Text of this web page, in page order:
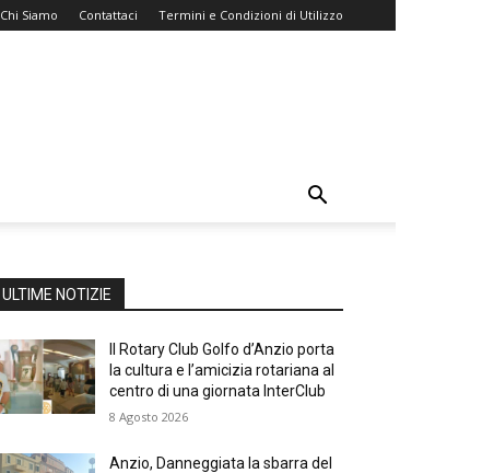
Chi Siamo Contattaci Termini e Condizioni di Utilizzo
ULTIME NOTIZIE
Il Rotary Club Golfo d’Anzio porta
la cultura e l’amicizia rotariana al
centro di una giornata InterClub
8 Agosto 2026
Anzio, Danneggiata la sbarra del